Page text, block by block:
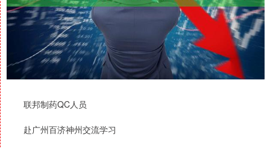
联邦制药QC人员
赴广州百济神州交流学习